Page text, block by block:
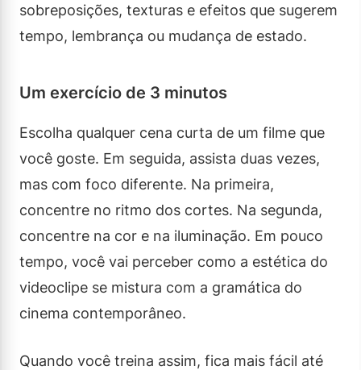
sobreposições, texturas e efeitos que sugerem
tempo, lembrança ou mudança de estado.
Um exercício de 3 minutos
Escolha qualquer cena curta de um filme que
você goste. Em seguida, assista duas vezes,
mas com foco diferente. Na primeira,
concentre no ritmo dos cortes. Na segunda,
concentre na cor e na iluminação. Em pouco
tempo, você vai perceber como a estética do
videoclipe se mistura com a gramática do
cinema contemporâneo.
Quando você treina assim, fica mais fácil até